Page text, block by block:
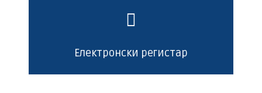
Електронски регистар